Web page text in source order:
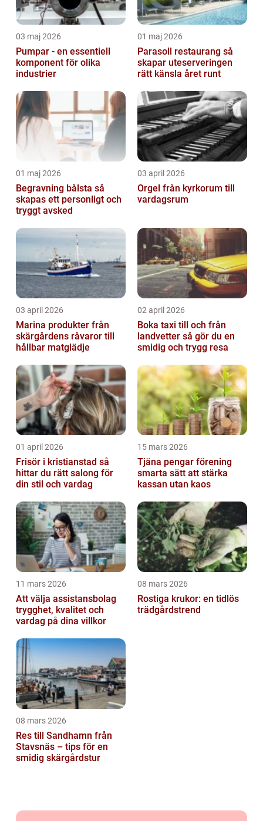
03 maj 2026
Pumpar - en essentiell
komponent för olika
industrier
01 maj 2026
Parasoll restaurang så
skapar uteserveringen
rätt känsla året runt
01 maj 2026
Begravning bålsta så
skapas ett personligt och
tryggt avsked
03 april 2026
Orgel från kyrkorum till
vardagsrum
03 april 2026
Marina produkter från
skärgårdens råvaror till
hållbar matglädje
02 april 2026
Boka taxi till och från
landvetter så gör du en
smidig och trygg resa
01 april 2026
Frisör i kristianstad så
hittar du rätt salong för
din stil och vardag
15 mars 2026
Tjäna pengar förening
smarta sätt att stärka
kassan utan kaos
11 mars 2026
Att välja assistansbolag
trygghet, kvalitet och
vardag på dina villkor
08 mars 2026
Rostiga krukor: en tidlös
trädgårdstrend
08 mars 2026
Res till Sandhamn från
Stavsnäs – tips för en
smidig skärgårdstur